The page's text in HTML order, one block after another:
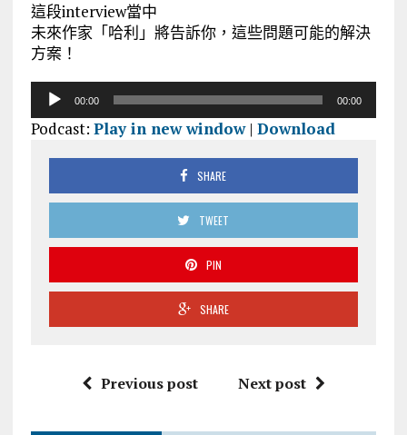
這段interview當中
未來作家「哈利」將告訴你，這些問題可能的解決
方案！
播
00:00 00:00
Podcast: Play in new window| Download
SHARE
TWEET
PIN
SHARE
Previous post Next post